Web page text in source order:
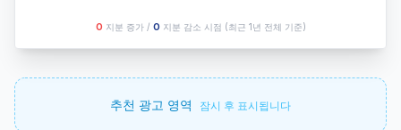
O 지분 증가 / O 지분 감소 시점 (최근 1년 전체 기준)
추천 광고 영역 잠시 후 표시됩니다